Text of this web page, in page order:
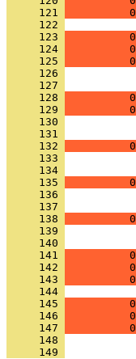
     121
     122
     123
     124
     125
     126
     127
     128
     129
     130
     131
     132
     133
     134
     135
     136
     137
     138
     139
     140
     141
     142
     143
     144
     145
     146
     147
     148
     149